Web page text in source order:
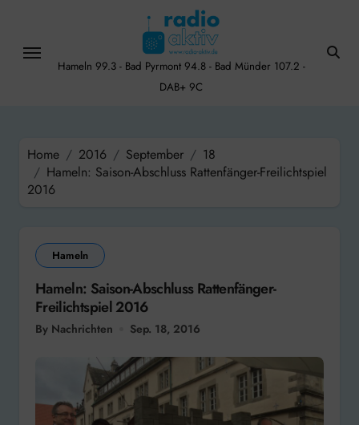
content
Hameln 99.3 - Bad Pyrmont 94.8 - Bad Münder 107.2 -
DAB+ 9C
Home 2016 September
18
Hameln: Saison-Abschluss Rattenfänger-Freilichtspiel
2016
Hameln
Hameln: Saison-Abschluss Rattenfänger-
Freilichtspiel 2016
By Nachrichten Sep. 18, 2016